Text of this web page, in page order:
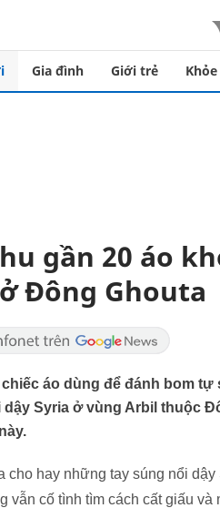
Gia đình Giới trẻ
gần 20 áo
Đông Ghouta
áo dùng để đánh bom tự
Syria ở vùng Arbil thuộc
cho hay những tay súng nổi
vẫn cố tình tìm cách cất giấu